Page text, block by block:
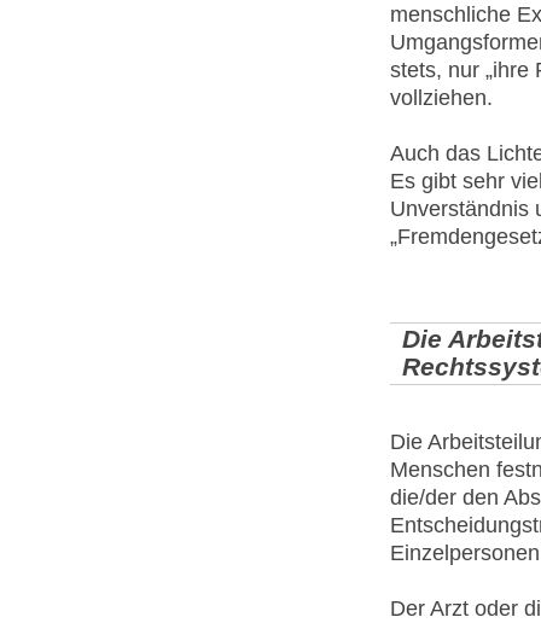
menschliche
stets, nur „ihre
vollziehen.
Auch das
Es gibt sehr
Unverständnis
Die
Die
Menschen
die/der den
Der Arzt oder